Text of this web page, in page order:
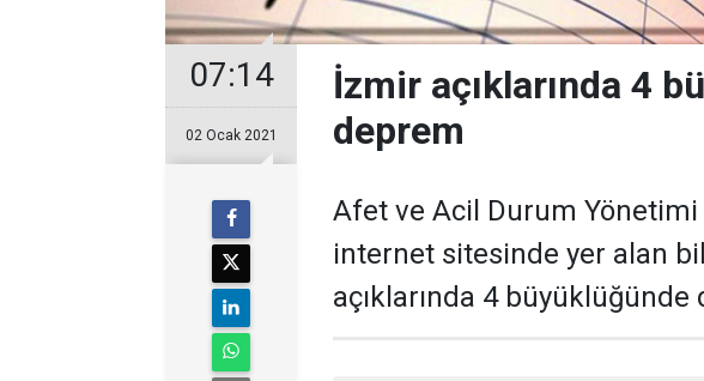
07:14
02 Ocak 2021
İzmir açıklarında 4
deprem
Afet ve Acil Durum Yönetimi
internet sitesinde yer alan
açıklarında 4